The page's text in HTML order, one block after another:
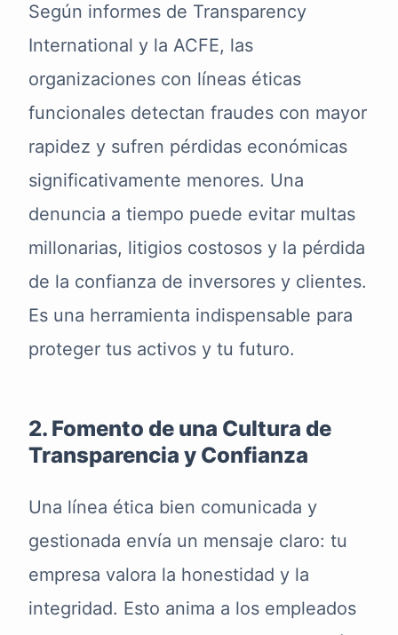
Según informes de Transparency
International y la ACFE, las
organizaciones con líneas éticas
funcionales detectan fraudes con mayor
rapidez y sufren pérdidas económicas
significativamente menores. Una
denuncia a tiempo puede evitar multas
millonarias, litigios costosos y la pérdida
de la confianza de inversores y clientes.
Es una herramienta indispensable para
proteger tus activos y tu futuro.
2. Fomento de una Cultura de
Transparencia y Confianza
Una línea ética bien comunicada y
gestionada envía un mensaje claro: tu
empresa valora la honestidad y la
integridad. Esto anima a los empleados